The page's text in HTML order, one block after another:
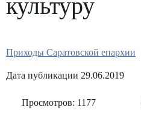
культуру
Приходы Саратовской епархии
Дата публикации 29.06.2019
Просмотров: 1177